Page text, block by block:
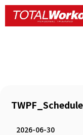
2026-06-30